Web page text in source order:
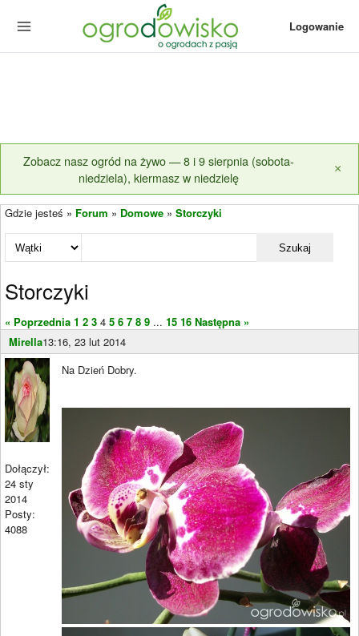
Logowanie
Zobacz nasz ogród na żywo — 8 i 9 sierpnia (sobota-
niedziela), kiermasz w niedzielę
×
Gdzie jesteś » Forum » Domowe » Storczyki
Szukaj
Storczyki
« Poprzednia 1 2 3 4 5 6 7 8 9 ... 15 16 Następna »
Mirella13:16, 23 lut 2014
Dołączył:
24 sty
2014
Posty:
4088
Na Dzień Dobry.